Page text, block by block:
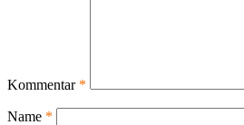
Kommentar *
Name *